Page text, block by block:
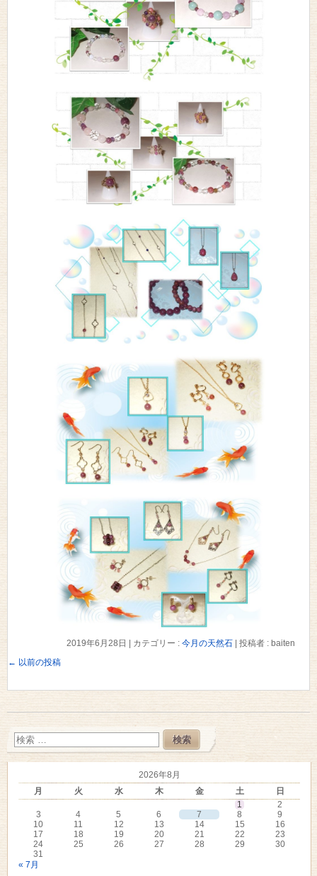
2019年6月28日 カテゴリー : 今月の天然石
投稿者 : baiten
← 以前の投稿
2026年8月
月
火 水 木 金 土
日
1
2
3
4 5 6 7 8
9
10
11 12 13 14 15
16
17
18 19 20 21 22
23
24
25 26 27 28 29
30
31
« 7月